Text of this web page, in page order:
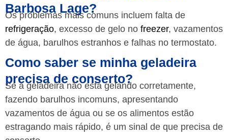
Barbosa Lage?
Os problemas mais comuns incluem falta de
refrigeração, excesso de gelo no freezer, vazamentos
de água, barulhos estranhos e falhas no termostato.
Como saber se minha geladeira
precisa de conserto?
Se a geladeira não está gelando corretamente,
fazendo barulhos incomuns, apresentando
vazamentos de água ou se os alimentos estão
estragando mais rápido, é um sinal de que precisa de